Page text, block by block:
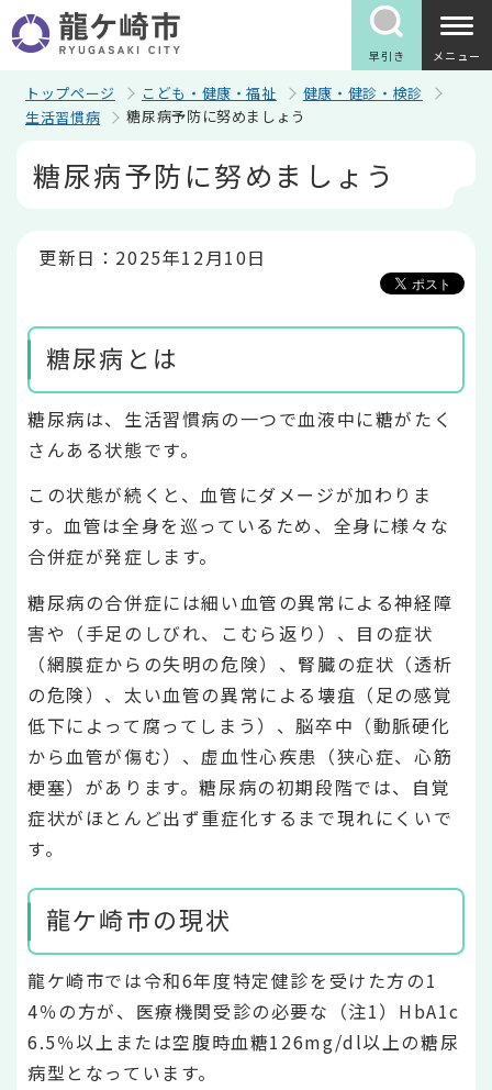
の
ペ
早引き メニュー
トップページ こども・健康・福祉
健康・健診・検診
生活習慣病
糖尿病予防に努めましょう
糖尿病予防に努めましょう
更新日：2025年12月10日
糖尿病とは
糖尿病は、生活習慣病の一つで血液中に糖がたく
さんある状態です。
この状態が続くと、血管にダメージが加わりま
す。血管は全身を巡っているため、全身に様々な
合併症が発症します。
糖尿病の合併症には細い血管の異常による神経障
害や（手足のしびれ、こむら返り）、目の症状
（網膜症からの失明の危険）、腎臓の症状（透析
の危険）、太い血管の異常による壊疽（足の感覚
低下によって腐ってしまう）、脳卒中（動脈硬化
から血管が傷む）、虚血性心疾患（狭心症、心筋
梗塞）があります。糖尿病の初期段階では、自覚
症状がほとんど出ず重症化するまで現れにくいで
す。
龍ケ崎市の現状
龍ケ崎市では令和6年度特定健診を受けた方の1
4％の方が、医療機関受診の必要な（注1）HbA1c
6.5％以上または空腹時血糖126mg/dl以上の糖尿
病型となっています。